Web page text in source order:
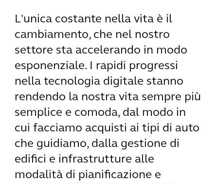
L'unica costante nella vita è il
cambiamento, che nel nostro
settore sta accelerando in modo
esponenziale. I rapidi progressi
nella tecnologia digitale stanno
rendendo la nostra vita sempre più
semplice e comoda, dal modo in
cui facciamo acquisti ai tipi di auto
che guidiamo, dalla gestione di
edifici e infrastrutture alle
modalità di pianificazione e